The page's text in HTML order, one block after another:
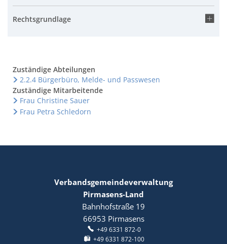
Rechtsgrundlage
Zuständige Abteilungen
2.2.4 Bürgerbüro, Melde- und Passwesen
Zuständige Mitarbeitende
Frau Christine Sauer
Frau Petra Schledorn
Verbandsgemeindeverwaltung
Pirmasens-Land
Bahnhofstraße 19
66953 Pirmasens
+49 6331 872-0
+49 6331 872-100